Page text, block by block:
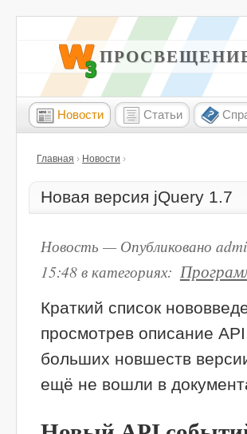
W3
Новости Статьи
Главная › Новости ›
Новая версия jQuery 1.7
Новость — Опубликовано
15:48в категориях:
Краткий список
просмотрев описание
больших новшеств
ещё не вошли в